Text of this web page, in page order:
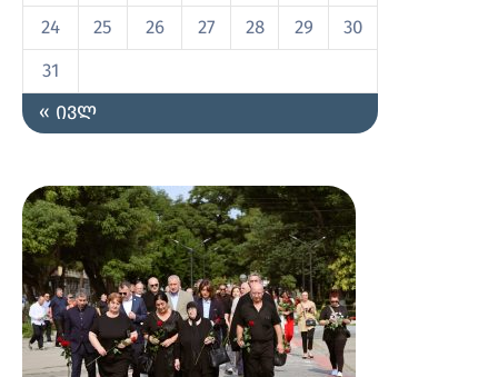
24
25 26 27 28 29
30
31
« ივლ